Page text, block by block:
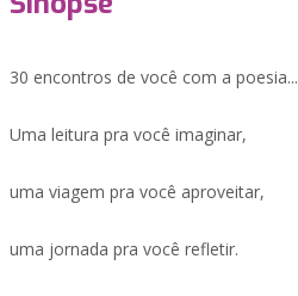
30 encontros de você com a poesia...
Uma leitura pra você imaginar,
uma viagem pra você aproveitar,
uma jornada pra você refletir.